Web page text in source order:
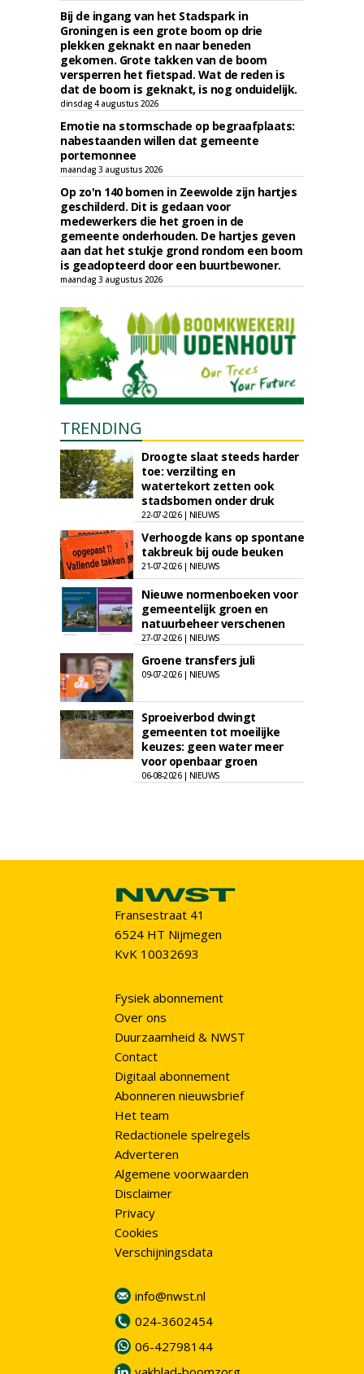
Bij de ingang van het Stadspark in
Groningen is een grote boom op drie
plekken geknakt en naar beneden
gekomen. Grote takken van de boom
versperren het fietspad. Wat de reden is
dat de boom is geknakt, is nog onduidelijk.
dinsdag 4 augustus 2026
Emotie na stormschade op begraafplaats:
nabestaanden willen dat gemeente
portemonnee
maandag 3 augustus 2026
Op zo'n 140 bomen in Zeewolde zijn hartjes
geschilderd. Dit is gedaan voor
medewerkers die het groen in de
gemeente onderhouden. De hartjes geven
aan dat het stukje grond rondom een boom
is geadopteerd door een buurtbewoner.
maandag 3 augustus 2026
TRENDING
Droogte slaat steeds harder
toe: verzilting en
watertekort zetten ook
stadsbomen onder druk
22-07-2026 | NIEUWS
Verhoogde kans op spontane
takbreuk bij oude beuken
21-07-2026 | NIEUWS
Nieuwe normenboeken voor
gemeentelijk groen en
natuurbeheer verschenen
27-07-2026 | NIEUWS
Groene transfers juli
09-07-2026 | NIEUWS
Sproeiverbod dwingt
gemeenten tot moeilijke
keuzes: geen water meer
voor openbaar groen
06-08-2026 | NIEUWS
Fransestraat 41
6524 HT Nijmegen
KvK 10032693
Fysiek abonnement
Over ons
Duurzaamheid & NWST
Contact
Digitaal abonnement
Abonneren nieuwsbrief
Het team
Redactionele spelregels
Adverteren
Algemene voorwaarden
Disclaimer
Privacy
Cookies
Verschijningsdata
info@nwst.nl
024-3602454
06-42798144